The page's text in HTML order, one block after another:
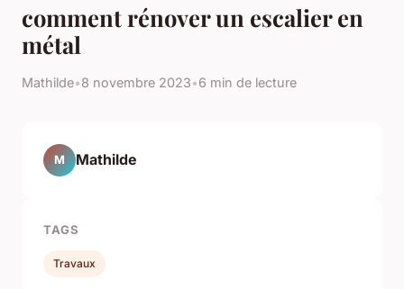
comment rénover un escalier en
métal
Mathilde•8 novembre 2023•6 min de lecture
M Mathilde
TAGS
Travaux